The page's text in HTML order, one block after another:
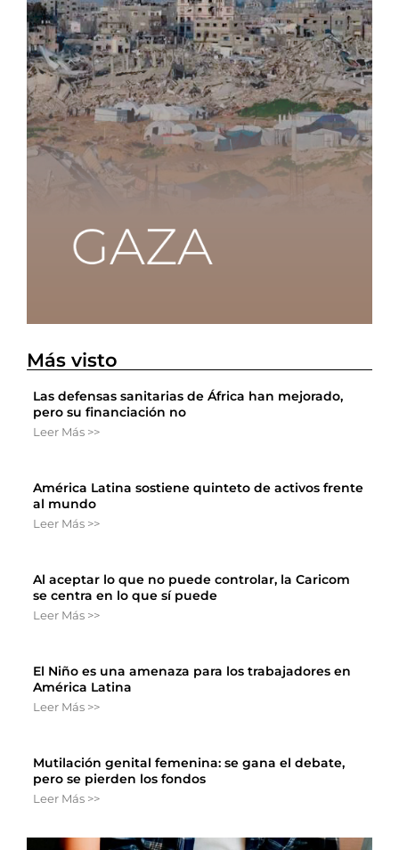
Más visto
Las defensas sanitarias de África han mejorado,
pero su financiación no
Leer Más >>
América Latina sostiene quinteto de activos frente
al mundo
Leer Más >>
Al aceptar lo que no puede controlar, la Caricom
se centra en lo que sí puede
Leer Más >>
El Niño es una amenaza para los trabajadores en
América Latina
Leer Más >>
Mutilación genital femenina: se gana el debate,
pero se pierden los fondos
Leer Más >>